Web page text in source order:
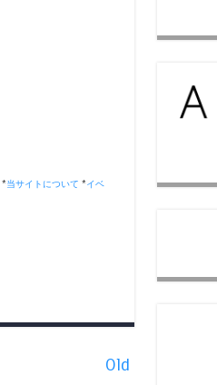
*当サイトについて *イベ
Old